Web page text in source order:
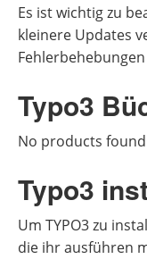
Es ist wichtig zu
kleinere Updates
Typo3
No products
Typo3
Um TYPO3 zu
die ihr ausführen